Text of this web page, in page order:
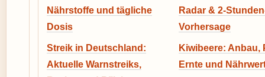
Nährstoffe und tägliche
Dosis
Radar & 2-
Vorhersage
Streik in Deutschland:
Aktuelle Warnstreiks,
Kiwibeere: Anbau,
Ernte und